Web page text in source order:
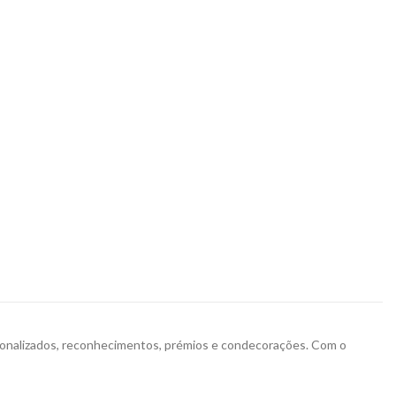
reconhecimentos, prémios e condecorações. Com o